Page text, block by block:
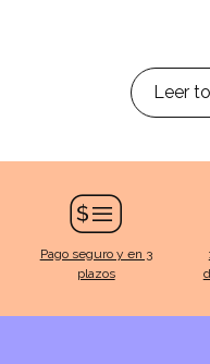
Leer
Pago seguro y en 3
plazos